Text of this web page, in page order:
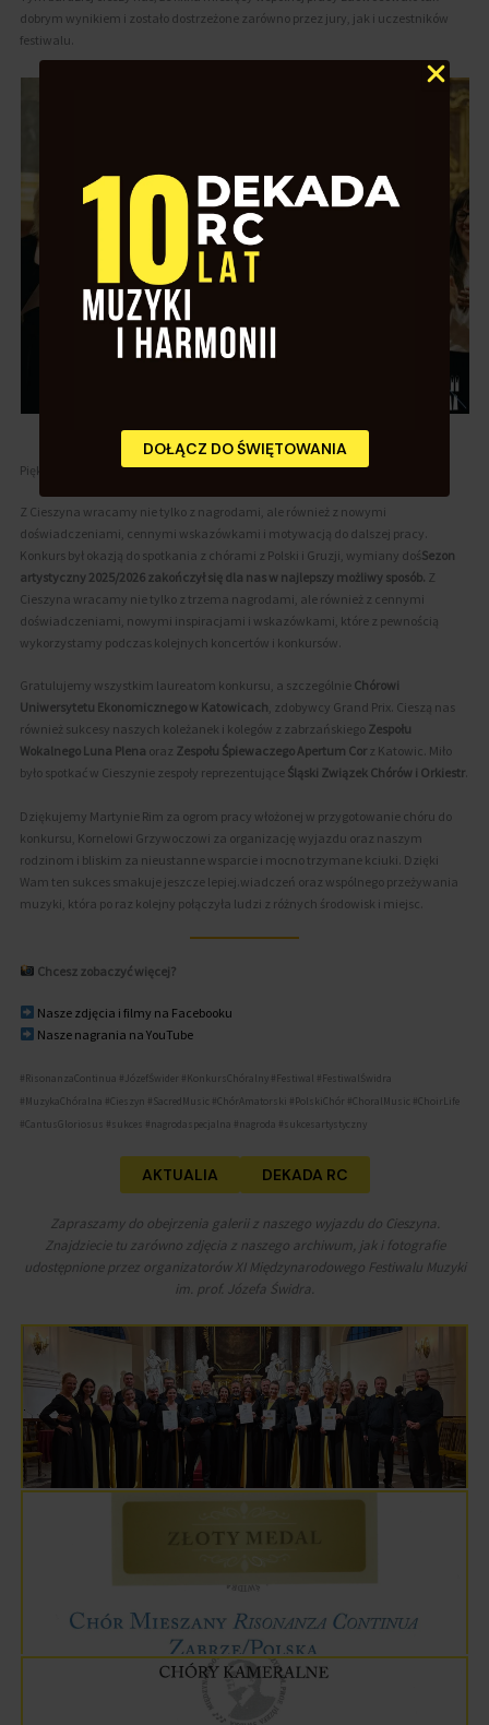
DOŁĄCZ DO ŚWIĘTOWANIA
dobrym wynikiem i zostało dostrzeżone zarówno przez jury, jak i uczestników
festiwalu.
Piękne zakończenie sezonu
Z Cieszyna wracamy nie tylko z nagrodami, ale również z nowymi
doświadczeniami, cennymi wskazówkami i motywacją do dalszej pracy.
Konkurs był okazją do spotkania z chórami z Polski i Gruzji, wymiany dośSezon
artystyczny 2025/2026 zakończył się dla nas w najlepszy możliwy sposób. Z
Cieszyna wracamy nie tylko z trzema nagrodami, ale również z cennymi
doświadczeniami, nowymi inspiracjami i wskazówkami, które z pewnością
wykorzystamy podczas kolejnych koncertów i konkursów.
Gratulujemy wszystkim laureatom konkursu, a szczególnie Chórowi
Uniwersytetu Ekonomicznego w Katowicach , zdobywcy Grand Prix. Cieszą nas
również sukcesy naszych koleżanek i kolegów z zabrzańskiego Zespołu
Wokalnego Luna Plena oraz Zespołu Śpiewaczego Apertum Cor z Katowic. Miło
było spotkać w Cieszynie zespoły reprezentujące Śląski Związek Chórów i Orkiestr
Dziękujemy Martynie Rim za ogrom pracy włożonej w przygotowanie chóru do
konkursu, Kornelowi Grzywoczowi za organizację wyjazdu oraz naszym
rodzinom i bliskim za nieustanne wsparcie i mocno trzymane kciuki. Dzięki
Wam ten sukces smakuje jeszcze lepiej.wiadczeń oraz wspólnego przeżywania
muzyki, która po raz kolejny połączyła ludzi z różnych środowisk i miejsc.
Chcesz zobaczyć więcej?
Nasze zdjęcia i filmy na Facebooku
Nasze nagrania na YouTube
#RisonanzaContinua #JózefŚwider #KonkursChóralny #Festiwal #FestiwalŚwidra
#MuzykaChóralna #Cieszyn #SacredMusic #ChórAmatorski #PolskiChór #ChoralMusic #ChoirLife
#CantusGloriosus #sukces #nagrodaspecjalna #nagroda #sukcesartystyczny
AKTUALIA DEKADA RC
Zapraszamy do obejrzenia galerii z naszego wyjazdu do Cieszyna.
Znajdziecie tu zarówno zdjęcia z naszego archiwum, jak i fotografie
udostępnione przez organizatorów XI Międzynarodowego Festiwalu Muzyki
im. prof. Józefa Świdra.